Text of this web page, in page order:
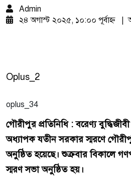
Admin
২৪ অগাস্ট ২০২৫, ১০:০০ পূর্বাহ্ন
Oplus_2
oplus_34
গৌরীপুর প্রতিনিধি : বরেণ্য বুদ্ধিজীবী
অধ্যাপক যতীন সরকার স্মরণে
অনুষ্ঠিত হয়েছে। শুক্রবার বিকালে
স্মরণ সভা অনুষ্ঠিত হয়।